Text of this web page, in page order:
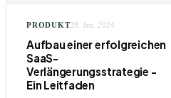
PRODUKT28. Jan. 2024
Aufbau einer erfolgreichen
SaaS-
Verlängerungsstrategie -
Ein Leitfaden